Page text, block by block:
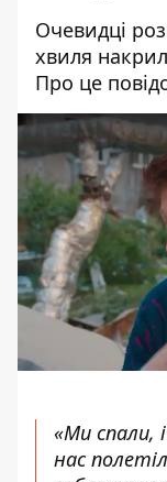
Очевидці
хвиля
Про це
«Ми спали,
нас